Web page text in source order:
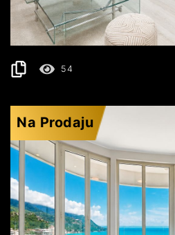
222.000€
99 m2
54
Na Prodaju